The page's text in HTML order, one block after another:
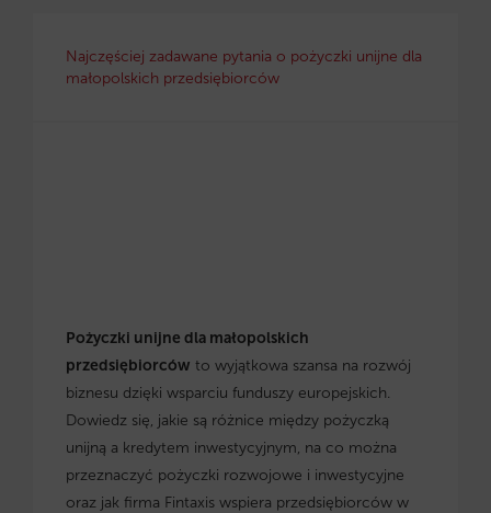
Najczęściej zadawane pytania o pożyczki unijne dla
małopolskich przedsiębiorców
Pożyczki unijne dla małopolskich
przedsiębiorców to wyjątkowa szansa na rozwój
biznesu dzięki wsparciu funduszy europejskich.
Dowiedz się, jakie są różnice między pożyczką
unijną a kredytem inwestycyjnym, na co można
przeznaczyć pożyczki rozwojowe i inwestycyjne
oraz jak firma Fintaxis wspiera przedsiębiorców w